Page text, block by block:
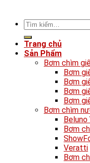
Tìm
kiếm:
Trang chủ
Sản Phẩm
Bơm chìm
Bơm
Bơm
Bơm
Bơm
Bơm chìm
Beluno
Bơm
Veratti
Bơm